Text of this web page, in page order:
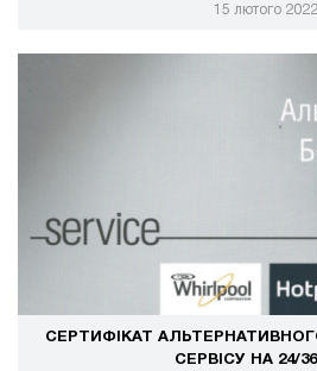
15 лютого 2022
СЕРТИФІКАТ
СЕРВІСУ НА 24/